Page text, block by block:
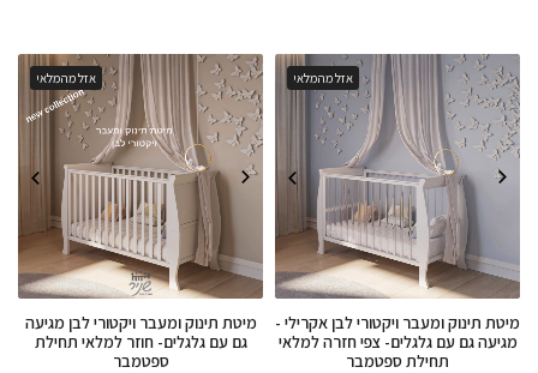
אזל מהמלאי
מיטת תינוק ומעבר ויקטורי לבן אקרילי -
מגיעה גם עם גלגלים- צפי חזרה למלאי
תחילת ספטמבר
אזל מהמלאי
מיטת תינוק ומעבר ויקטורי לבן מגיעה
גם עם גלגלים- חוזר למלאי תחילת
ספטמבר